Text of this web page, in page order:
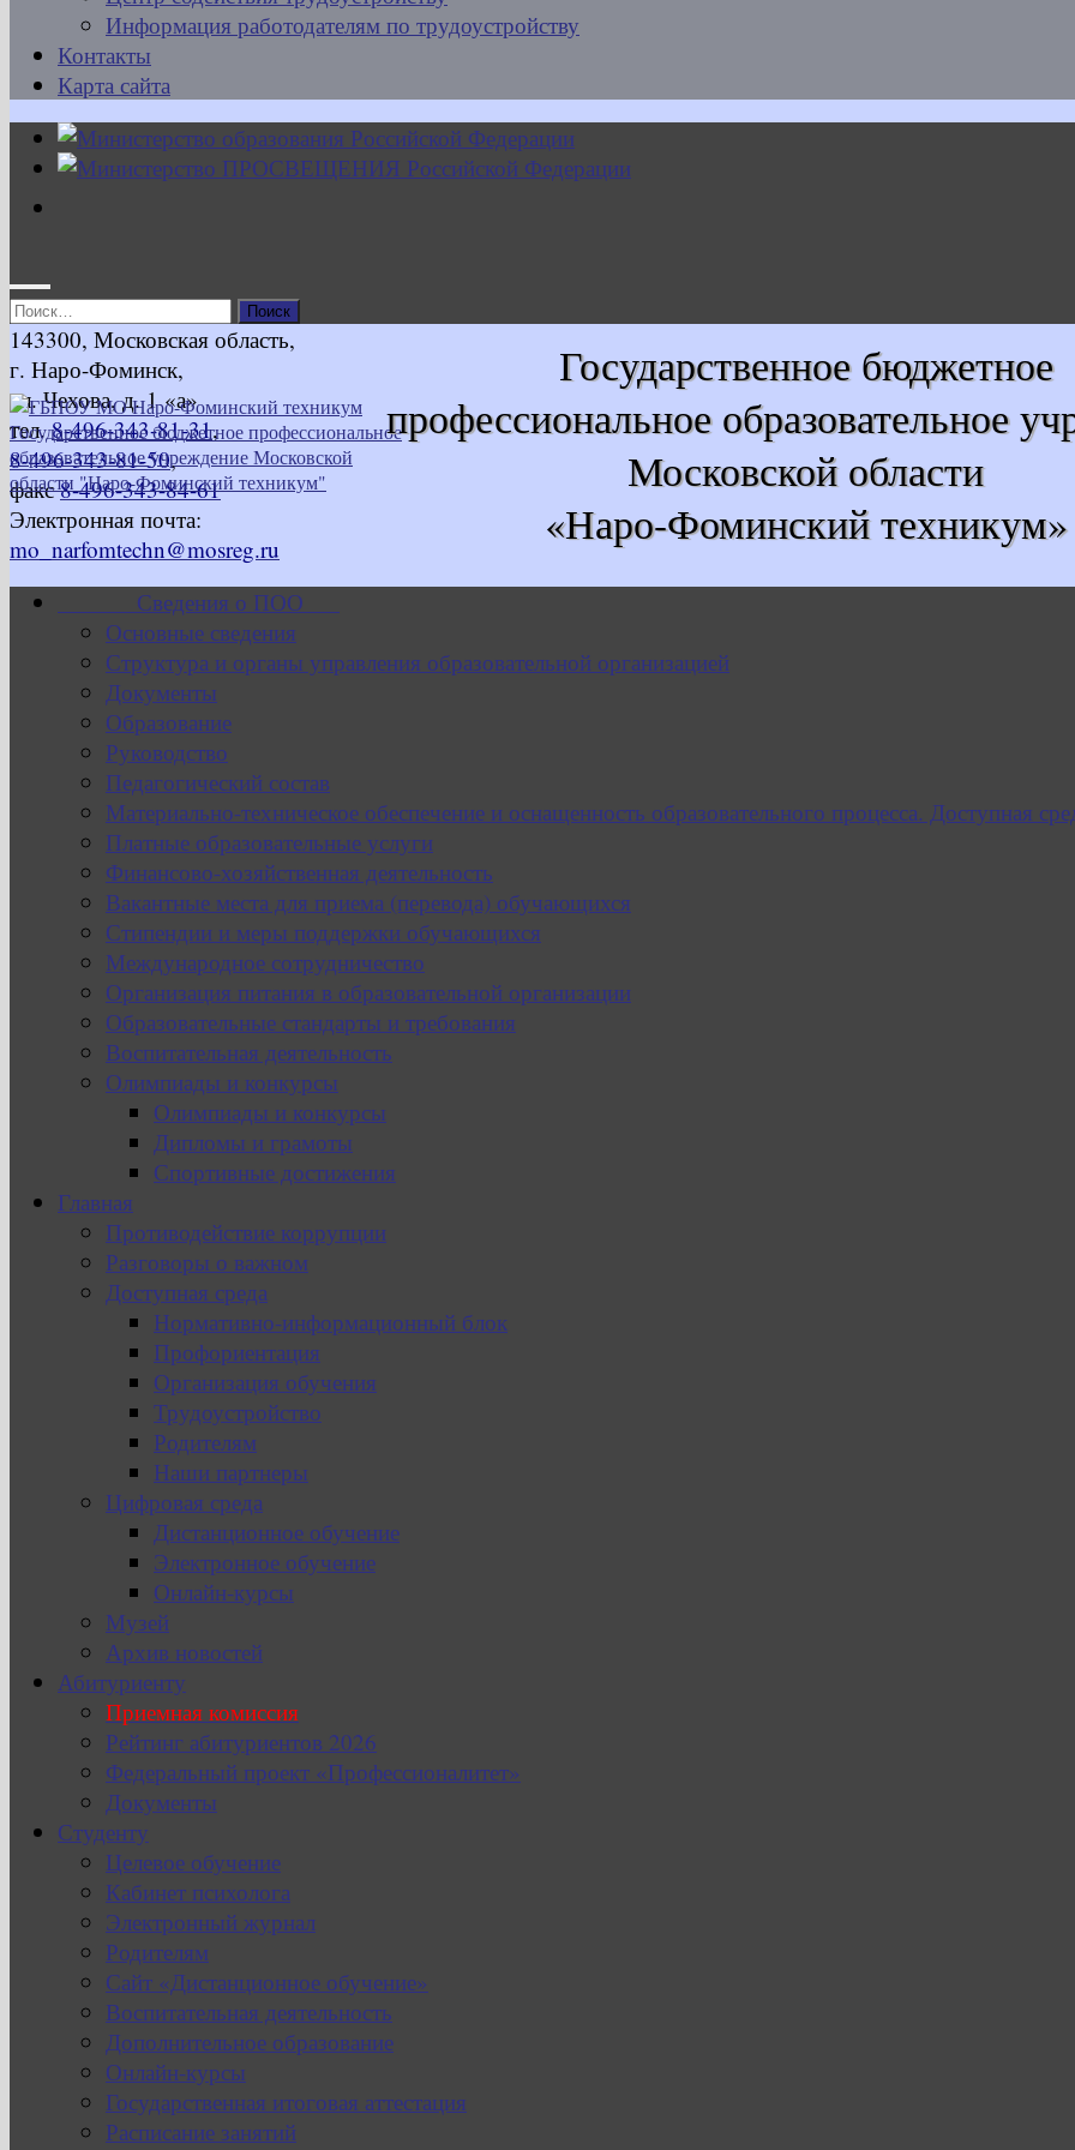
Информация работодателям по трудоустройству
Контакты
Карта сайта
Найти:
Государственное бюджетное
профессиональное образовательное
Московской области
«Наро-Фоминский техникум»
143300, Московская область,
г. Наро-Фоминск,
ул. Чехова, д. 1 «а»
тел.8-496-343-81-31,
8-496-343-81-50,
факс8-496-343-84-61
Электронная почта:
mo_narfomtechn@mosreg.ru
Сведения о ПОО
Основные сведения
Структура и органы управления образовательной организацией
Документы
Образование
Руководство
Педагогический состав
Материально-техническое обеспечение и оснащенность образовательного процесса. Доступная
Платные образовательные услуги
Финансово-хозяйственная деятельность
Вакантные места для приема (перевода) обучающихся
Стипендии и меры поддержки обучающихся
Международное сотрудничество
Организация питания в образовательной организации
Образовательные стандарты и требования
Воспитательная деятельность
Олимпиады и конкурсы
Олимпиады и конкурсы
Дипломы и грамоты
Спортивные достижения
Главная
Противодействие коррупции
Разговоры о важном
Доступная среда
Нормативно-информационный блок
Профориентация
Организация обучения
Трудоустройство
Родителям
Наши партнеры
Цифровая среда
Дистанционное обучение
Электронное обучение
Онлайн-курсы
Музей
Архив новостей
Абитуриенту
Приемная комиссия
Рейтинг абитуриентов 2026
Федеральный проект «Профессионалитет»
Документы
Студенту
Целевое обучение
Кабинет психолога
Электронный журнал
Родителям
Сайт «Дистанционное обучение»
Воспитательная деятельность
Дополнительное образование
Онлайн-курсы
Государственная итоговая аттестация
Расписание занятий